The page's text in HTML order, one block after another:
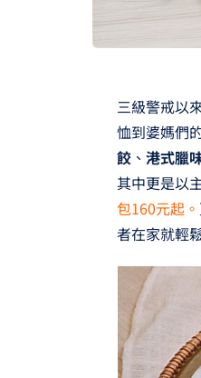
三級警戒以
恤到婆媽們
餃、 港式臘
其中更是以
包160元起。
者在家就輕